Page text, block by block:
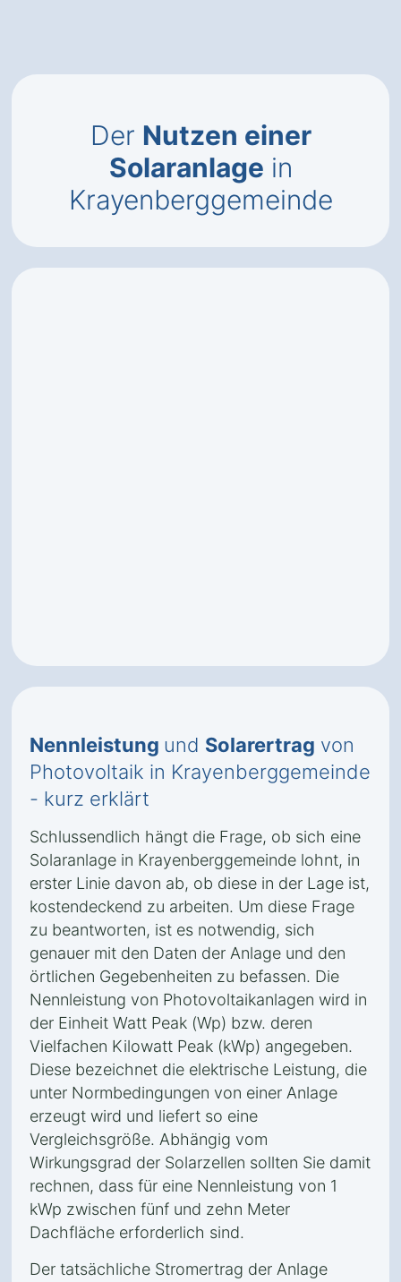
Der Nutzen einer
Solaranlage in
Krayenberggemeinde
Nennleistung und Solarertrag von
Photovoltaik in Krayenberggemeinde
- kurz erklärt
Schlussendlich hängt die Frage, ob sich eine
Solaranlage in Krayenberggemeinde lohnt, in
erster Linie davon ab, ob diese in der Lage ist,
kostendeckend zu arbeiten. Um diese Frage
zu beantworten, ist es notwendig, sich
genauer mit den Daten der Anlage und den
örtlichen Gegebenheiten zu befassen. Die
Nennleistung von Photovoltaikanlagen wird in
der Einheit Watt Peak (Wp) bzw. deren
Vielfachen Kilowatt Peak (kWp) angegeben.
Diese bezeichnet die elektrische Leistung, die
unter Normbedingungen von einer Anlage
erzeugt wird und liefert so eine
Vergleichsgröße. Abhängig vom
Wirkungsgrad der Solarzellen sollten Sie damit
rechnen, dass für eine Nennleistung von 1
kWp zwischen fünf und zehn Meter
Dachfläche erforderlich sind.
Der tatsächliche Stromertrag der Anlage